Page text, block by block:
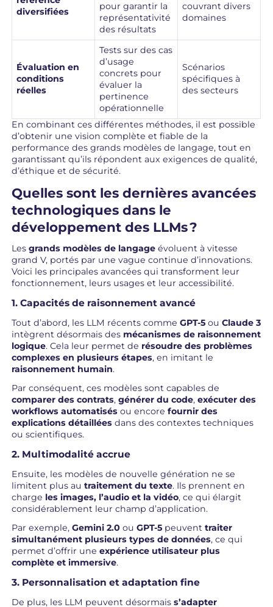
diversifiées
pour garantir la
représentativité
des résultats
couvrant divers
domaines
Évaluation en
conditions
réelles
Tests sur des cas
d’usage
concrets pour
évaluer la
pertinence
opérationnelle
Scénarios
spécifiques à
des secteurs
En combinant ces différentes méthodes, il est possible
d’obtenir une vision complète et fiable de la
performance des grands modèles de langage, tout en
garantissant qu’ils répondent aux exigences de qualité,
d’éthique et de sécurité.
Quelles sont les dernières avancées
technologiques dans le
développement des LLMs ?
Lesgrands modèles de langage évoluent à vitesse
grand V, portés par une vague continue d’innovations.
Voici les principales avancées qui transforment leur
fonctionnement, leurs usages et leur accessibilité.
1. Capacités de raisonnement avancé
Tout d’abord, les LLM récents commeGPT-5 ouClaude 3
intègrent désormais des mécanismes de raisonnement
logique. Cela leur permet de résoudre des problèmes
complexes en plusieurs étapes, en imitant le
raisonnement humain.
Par conséquent, ces modèles sont capables de
comparer des contrats,générer du code,exécuter des
workflows automatisés ou encorefournir des
explications détaillées dans des contextes techniques
ou scientifiques.
2. Multimodalité accrue
Ensuite, les modèles de nouvelle génération ne se
limitent plus autraitement du texte. Ils prennent en
charge les images, l’audio et la vidéo, ce qui élargit
considérablement leur champ d’application.
Par exemple,Gemini 2.0 ouGPT-5 peuventtraiter
simultanément plusieurs types de données, ce qui
permet d’offrir uneexpérience utilisateur plus
complète et immersive.
3. Personnalisation et adaptation fine
De plus, les LLM peuvent désormaiss’adapter